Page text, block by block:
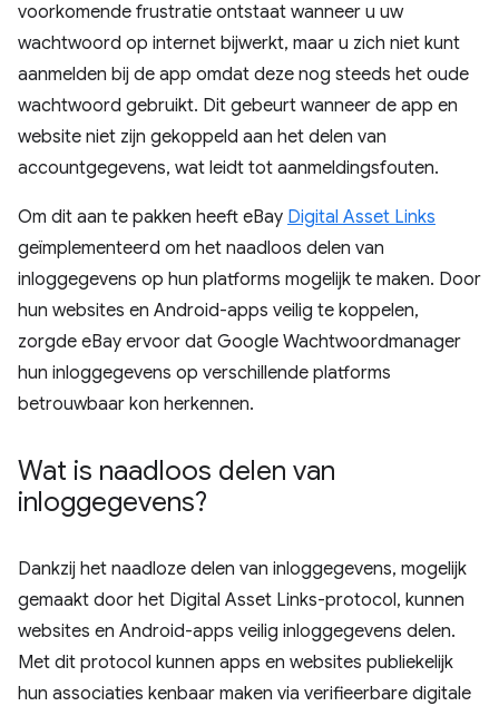
voorkomende frustratie ontstaat wanneer u uw
wachtwoord op internet bijwerkt, maar u zich niet kunt
aanmelden bij de app omdat deze nog steeds het oude
wachtwoord gebruikt. Dit gebeurt wanneer de app en
website niet zijn gekoppeld aan het delen van
accountgegevens, wat leidt tot aanmeldingsfouten.
Om dit aan te pakken heeft eBay Digital Asset Links
geïmplementeerd om het naadloos delen van
inloggegevens op hun platforms mogelijk te maken. Door
hun websites en Android-apps veilig te koppelen,
zorgde eBay ervoor dat Google Wachtwoordmanager
hun inloggegevens op verschillende platforms
betrouwbaar kon herkennen.
Wat is naadloos delen van
inloggegevens?
Dankzij het naadloze delen van inloggegevens, mogelijk
gemaakt door het Digital Asset Links-protocol, kunnen
websites en Android-apps veilig inloggegevens delen.
Met dit protocol kunnen apps en websites publiekelijk
hun associaties kenbaar maken via verifieerbare digitale